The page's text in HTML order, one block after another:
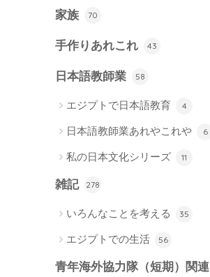
家族 70
手作りあれこれ 43
日本語教師業 58
エジプトで日本語教育 4
日本語教師業あれやこれや 6
私の日本文化シリーズ 11
雑記 278
いろんなことを考える 35
エジプトでの生活 56
青年海外協力隊（短期）関連